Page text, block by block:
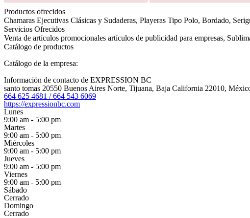
Productos ofrecidos
Chamaras Ejecutivas Clásicas y Sudaderas, Playeras Tipo Polo, Bordado,
Servicios Ofrecidos
Venta de artículos promocionales artículos de publicidad para empresas,
Catálogo de productos
Catálogo de la empresa:
Información de contacto de EXPRESSION BC
santo tomas 20550 Buenos Aires Norte, Tijuana, Baja California 22010,
664 625 4681 / 664 543 6069
https://expressionbc.com
Lunes
9:00 am - 5:00 pm
Martes
9:00 am - 5:00 pm
Miércoles
9:00 am - 5:00 pm
Jueves
9:00 am - 5:00 pm
Viernes
9:00 am - 5:00 pm
Sábado
Cerrado
Domingo
Cerrado